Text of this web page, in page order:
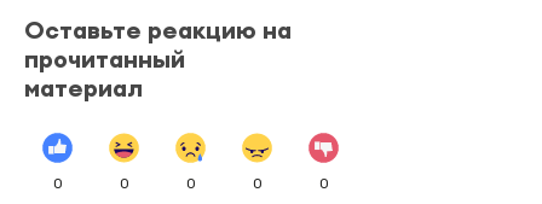
Оставьте реакцию на
прочитанный
материал
0 0 0 0 0